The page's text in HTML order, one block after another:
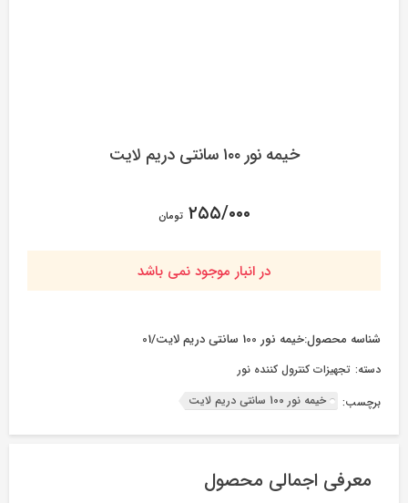
خیمه نور ۱۰۰ سانتی دریم لایت
۲۵۵/۰۰۰ تومان
در انبار موجود نمی باشد
شناسه محصول:خیمه نور 100 سانتی دریم لایت/01
دسته: تجهیزات کنترول کننده نور
برچسب:
خیمه نور 100 سانتی دریم لایت
معرفی اجمالی محصول